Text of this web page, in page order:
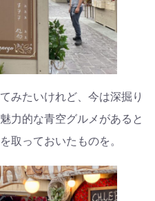
みたいけれど、今は深掘り
力的な青空グルメがあると
取っておいたものを。